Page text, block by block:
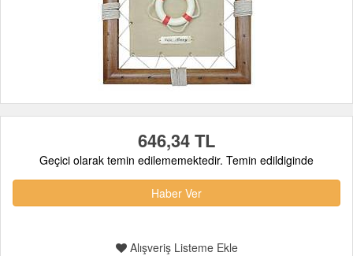
646,34 TL
Geçici olarak temin edilememektedir. Temin edildiginde
Haber Ver
Alışveriş Listeme Ekle